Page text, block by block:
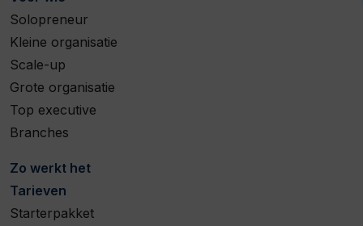
Solopreneur
Kleine organisatie
Scale-up
Grote organisatie
Top executive
Branches
Zo werkt het
Tarieven
Starterpakket